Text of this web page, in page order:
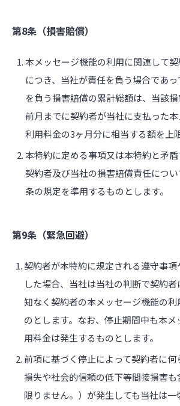
第8条（損害賠償）
本メッセージ機能の利用に関連して
につき、当社が責任を負う場合であ
を負う損害賠償の累計総額は、当該
前月までに契約者が当社に支払った
利用料金の3ヶ月分に相当する額を上
本特約に定める事項又は本特約と矛盾
契約者及び当社の損害賠償責任につ
条の規定を準用するものとします。
第9条（緊急回避）
契約者が本特約に規定される遵守事
した場合、当社は当社の判断で契約
知なく契約者の本メッセージ機能の利
のとします。なお、停止期間中も本
用料金は発生するものとします。
前項に基づく停止によって契約者に
損失や社会的信頼の低下等間接損害
限りません。）が発生しても当社は一